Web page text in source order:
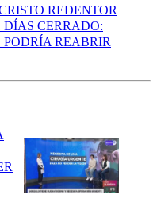
REDENTOR
DÍAS CERRADO:
REABRIR